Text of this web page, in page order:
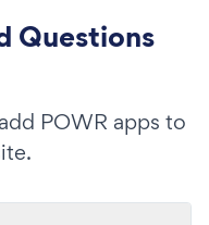
Questions
POWR apps to